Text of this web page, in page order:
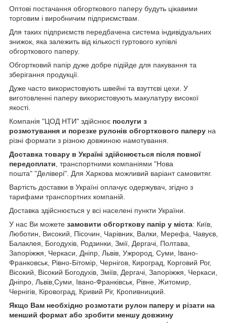
Оптові постачання обгорткового паперу будуть цікавими
торговим і виробничим підприємствам.
Для таких підприємств передбачена система індивідуальних
знижок, яка залежить від кількості гуртового купівлі
обгорткового паперу.
Обгортковий папір дуже добре підійде для пакування та
зберігання продукції.
Дуже часто використовують швейні та взуттєві цехи. У
виготовленні паперу використовують макулатуру високої
якості.
Компанія "ЦОД НТИ" здійснює послуги з
розмотування и порезке рулонів обгорткового паперу на
різні формати з різною довжиною намотування.
Доставка товару в Україні здійснюється після повної
передоплати , транспортними компаніями "Нова
пошта" "Делівері". Для Харкова можливий варіант самовитяг.
Вартість доставки в Україні оплачує одержувач, згідно з
тарифами транспортних компаній.
Доставка здійснюється у всі населені пункти України.
У нас Ви можете замовити обгорткову папір у міста: Київ,
Люботин, Високий, Пісочин, Чарівник, Валки, Мерефа, Чавуєв,
Балаклея, Богодухів, Родзинки, Змії, Дергачі, Полтава,
Запоріжжя, Черкаси, Дніпр, Львів, Ужрород, Суми, Івано-
Франковськ, Рівно-Бітомір, Чернігов, Кироград, Корговий Рог,
Вісокий, Вісокий Богодухів, Зміїв, Дергачі, Запоріжжя, Черкаси,
Дніпро, Львів,Суми, Івано-Франківськ, Рівне, Житомир,
Чернігів, Кіровоград, Кривий Ріг, Кропивницкий.
Якщо Вам необхідно розмотати рулон паперу и різати на
менший формат або зробити меншу довжину